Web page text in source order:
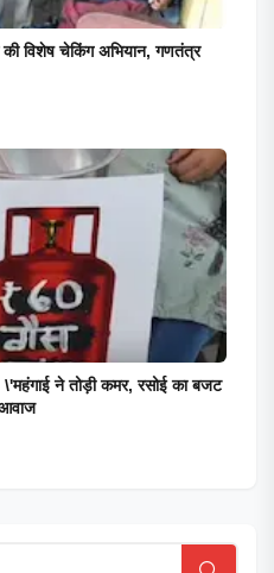
विशेष चेकिंग अभियान, गणतंत्र
ने तोड़ी कमर, रसोई का बजट